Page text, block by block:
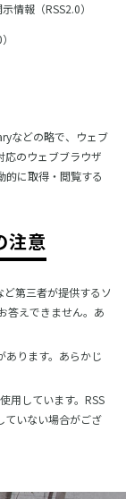
情報（RSS2.0）
などの略で、ウェブ
応のウェブブラウザ
的に取得・閲覧する
注意
第三者が提供するソ
答えできません。あ
あります。あらかじ
用しています。RSS
ていない場合がござ